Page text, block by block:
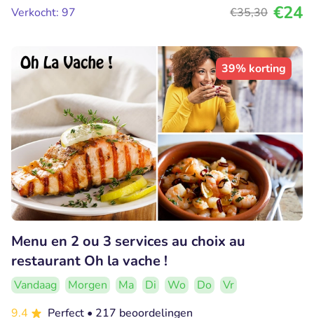
Verkocht: 97
€35,30 €24
39% korting
Menu en 2 ou 3 services au choix au
restaurant Oh la vache !
Vandaag Morgen Ma Di Wo Do
Vr
9.4
Perfect • 217 beoordelingen